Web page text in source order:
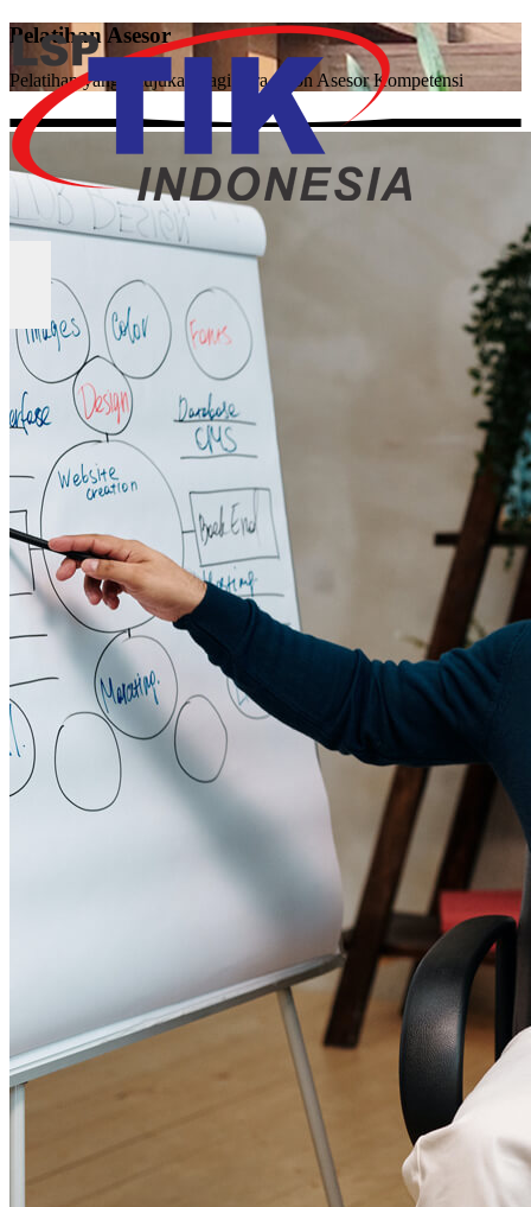
Pelatihan Asesor
Pelatihan yang ditujukan bagi para calon Asesor Kompetensi